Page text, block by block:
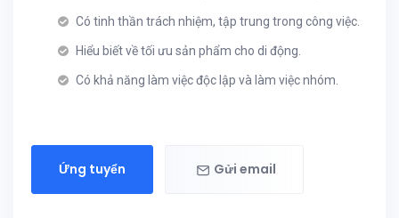
Có tinh thần trách nhiệm, tập trung trong công việc.
Hiểu biết về tối ưu sản phẩm cho di động.
Có khả năng làm việc độc lập và làm việc nhóm.
Ứng tuyển Gửi email